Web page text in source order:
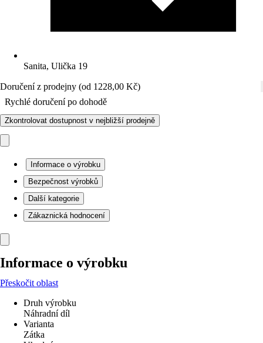
Sanita, Ulička 19
Doručení z prodejny (od 1228,00 Kč)
Rychlé doručení po dohodě
Zkontrolovat dostupnost v nejbližší prodejně
Informace o výrobku
Bezpečnost výrobků
Další kategorie
Zákaznická hodnocení
Informace o výrobku
Přeskočit oblast
Druh výrobku
Náhradní díl
Varianta
Zátka